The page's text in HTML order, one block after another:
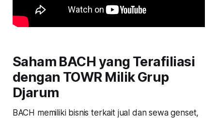
Saham BACH yang Terafiliasi
dengan TOWR Milik Grup
Djarum
BACH memiliki bisnis terkait jual dan sewa genset,